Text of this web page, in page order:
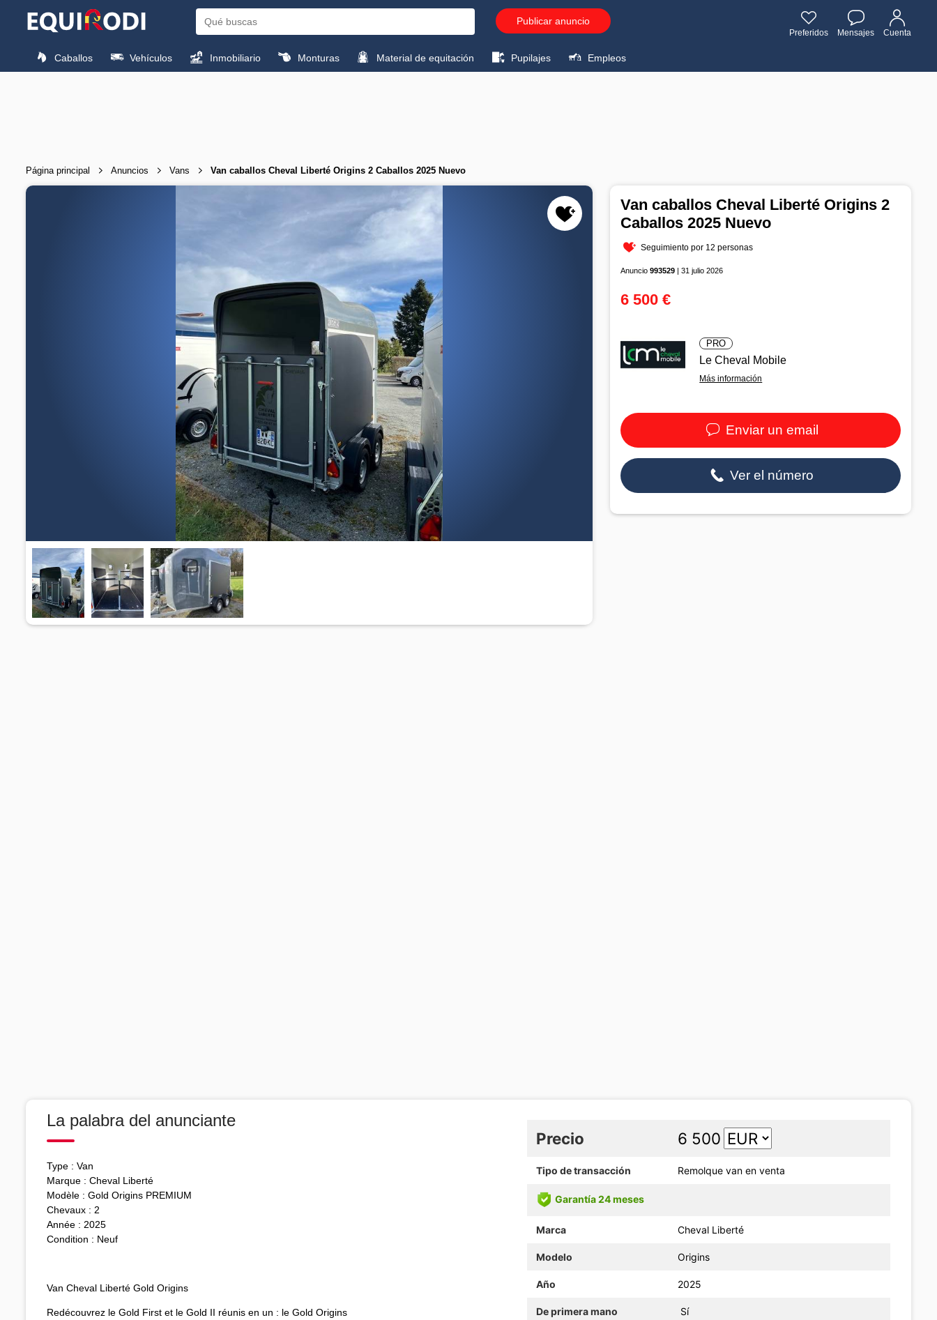
Publicar anuncio
Preferidos Mensajes Cuenta
Caballos Vehículos Inmobiliario Monturas Material de equitación Pupilajes Empleos
Página principal Anuncios Vans Van caballos Cheval Liberté Origins 2 Caballos 2025 Nuevo
Van caballos Cheval Liberté Origins 2
Caballos 2025 Nuevo
Seguimiento por 12 personas
Anuncio993529 | 31 julio 2026
6 500 €
PRO
Le Cheval Mobile
Más información
Enviar un email
Ver el número
La palabra del anunciante
Type : Van
Marque : Cheval Liberté
Modèle : Gold Origins PREMIUM
Chevaux : 2
Année : 2025
Condition : Neuf
Van Cheval Liberté Gold Origins
Redécouvrez le Gold First et le Gold II réunis en un : le Gold Origins
Precio 6 500
Tipo de transacción Remolque van en venta
Garantía 24 meses
Marca Cheval Liberté
Modelo Origins
Año 2025
De primera mano Sí